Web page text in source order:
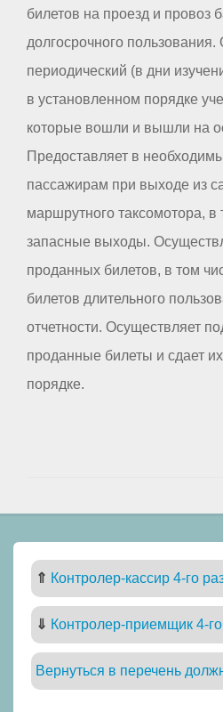
билетов на проезд и провоз
долгосрочного
периодический (в дни
в установленном порядке
которые вошли и вышли на
Предоставляет в
пассажирам при выходе из
маршрутного таксомотора, в
запасные выходы.
проданных билетов, в том
билетов длительного
отчетности. Осуществляет
проданные билеты и сдает
порядке.
⇑ Контролер-кассир 4-го
⇓ Контролер-приемщик 4-
Вернуться в перечень